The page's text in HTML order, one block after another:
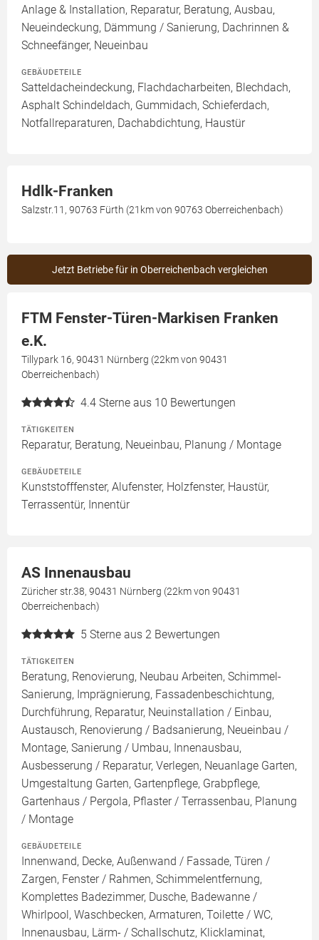
Anlage & Installation, Reparatur, Beratung, Ausbau,
Neueindeckung, Dämmung / Sanierung, Dachrinnen &
Schneefänger, Neueinbau
GEBÄUDETEILE
Satteldacheindeckung, Flachdacharbeiten, Blechdach,
Asphalt Schindeldach, Gummidach, Schieferdach,
Notfallreparaturen, Dachabdichtung, Haustür
Hdlk-Franken
Salzstr.11, 90763 Fürth (21km von 90763 Oberreichenbach)
Jetzt Betriebe für in Oberreichenbach vergleichen
FTM Fenster-Türen-Markisen Franken
e.K.
Tillypark 16, 90431 Nürnberg (22km von 90431
Oberreichenbach)
4.4 Sterne aus 10 Bewertungen
TÄTIGKEITEN
Reparatur, Beratung, Neueinbau, Planung / Montage
GEBÄUDETEILE
Kunststofffenster, Alufenster, Holzfenster, Haustür,
Terrassentür, Innentür
AS Innenausbau
Züricher str.38, 90431 Nürnberg (22km von 90431
Oberreichenbach)
5 Sterne aus 2 Bewertungen
TÄTIGKEITEN
Beratung, Renovierung, Neubau Arbeiten, Schimmel-
Sanierung, Imprägnierung, Fassadenbeschichtung,
Durchführung, Reparatur, Neuinstallation / Einbau,
Austausch, Renovierung / Badsanierung, Neueinbau /
Montage, Sanierung / Umbau, Innenausbau,
Ausbesserung / Reparatur, Verlegen, Neuanlage Garten,
Umgestaltung Garten, Gartenpflege, Grabpflege,
Gartenhaus / Pergola, Pflaster / Terrassenbau, Planung
/ Montage
GEBÄUDETEILE
Innenwand, Decke, Außenwand / Fassade, Türen /
Zargen, Fenster / Rahmen, Schimmelentfernung,
Komplettes Badezimmer, Dusche, Badewanne /
Whirlpool, Waschbecken, Armaturen, Toilette / WC,
Innenausbau, Lärm- / Schallschutz, Klicklaminat,